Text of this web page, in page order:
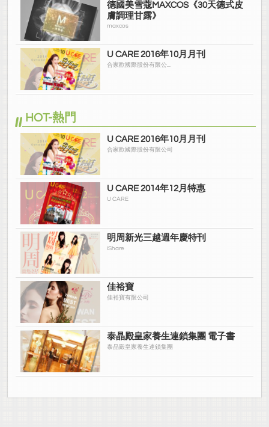
德國美雪蔻MAXCOS《30天德式皮
膚調理甘露》
maxcos
U CARE 2016年10月月刊
合家歡國際股份有限公...
HOT-熱門
U CARE 2016年10月月刊
合家歡國際股份有限公司
U CARE 2014年12月特惠
U CARE
明周新光三越週年慶特刊
iShare
佳裕寶
佳裕寶有限公司
泰晶殿皇家養生連鎖集團 電子書
泰晶殿皇家養生連鎖集團